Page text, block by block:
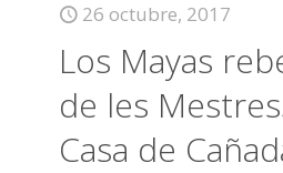
26 octubre, 2017
Los Mayas
de les
Casa de